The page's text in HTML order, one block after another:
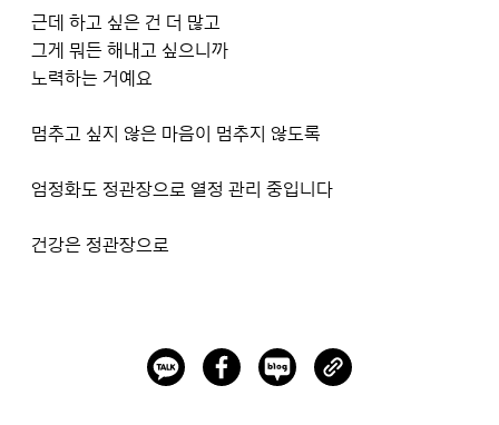
근데 하고 싶은 건 더 많고
그게 뭐든 해내고 싶으니까
노력하는 거예요
멈추고 싶지 않은 마음이 멈추지 않도록
엄정화도 정관장으로 열정 관리 중입니다
건강은 정관장으로